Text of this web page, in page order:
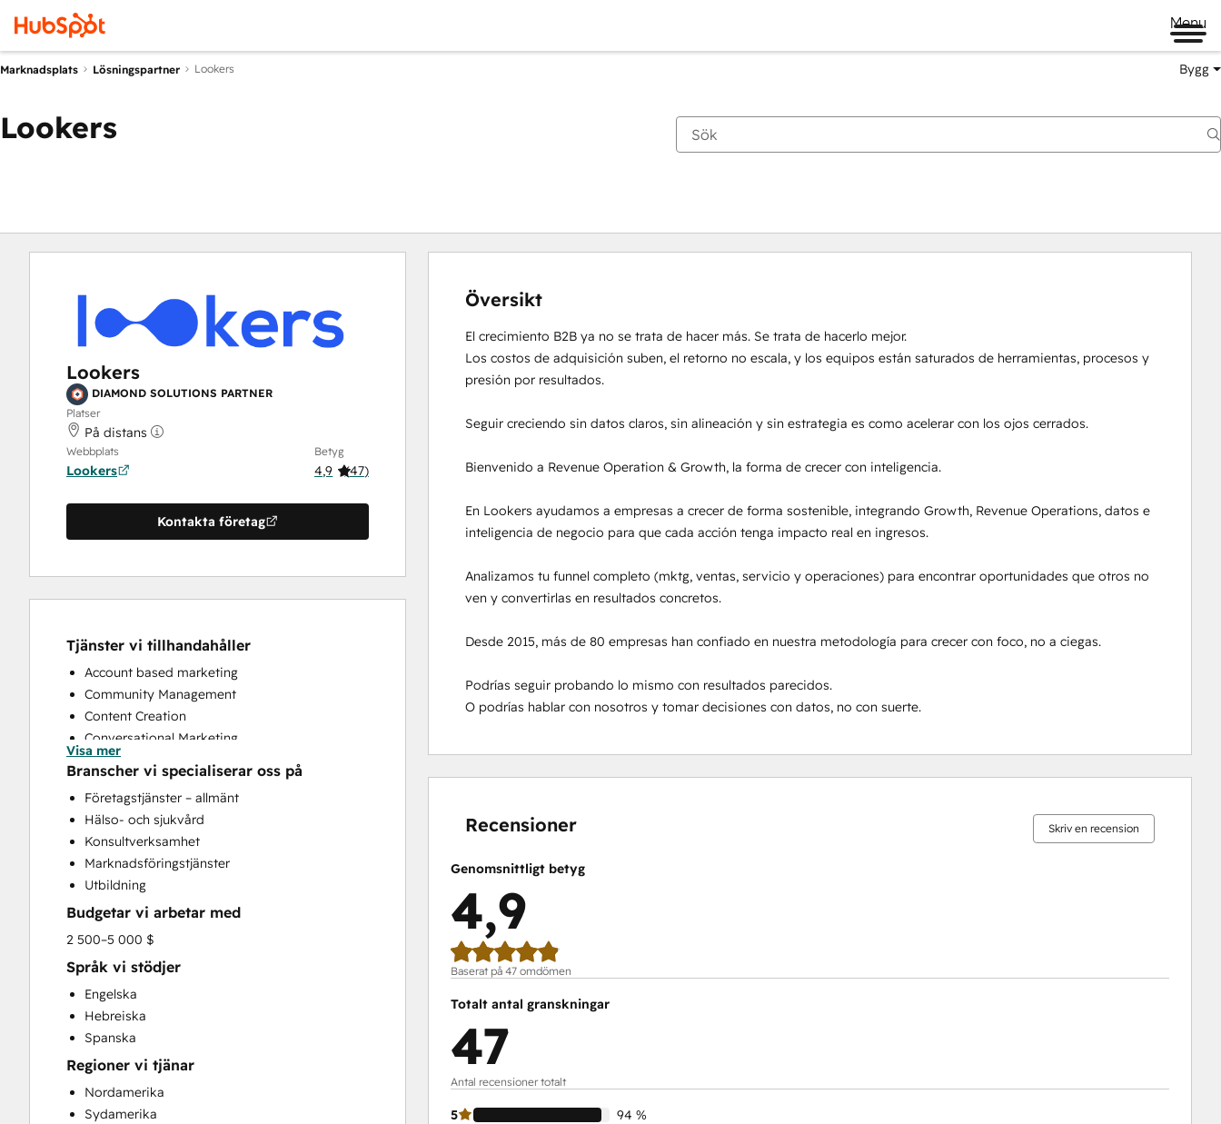
Menu
Marknadsplats Lösningspartner Lookers Bygg
Lookers
Lookers
DIAMOND SOLUTIONS PARTNER
Platser
På distans
Webbplats
Lookers
Betyg
4,9 (47)
Kontakta företag
Tjänster vi tillhandahåller
Account based marketing
Community Management
Content Creation
Conversational Marketing
CRM Implementation
CRM Migration
Custom API Integrations
Customer Marketing
Customer Success Training
Customer Support Training
Customer Survey and Analysis
Email Marketing
Full Inbound Marketing Services
Help Desk Implementation
HubSpot Onboarding
Knowledge Base Development
Paid Advertising
Sales and Marketing Alignment
Sales Coaching and Training
Sales Enablement
Search Engine Optimization
Visa mer
Branscher vi specialiserar oss på
Företagstjänster – allmänt
Hälso- och sjukvård
Konsultverksamhet
Marknadsföringstjänster
Utbildning
Budgetar vi arbetar med
2 500–5 000 $
Språk vi stödjer
Engelska
Hebreiska
Spanska
Regioner vi tjänar
Nordamerika
Sydamerika
Översikt
El crecimiento B2B ya no se trata de hacer más. Se trata de hacerlo mejor.
Los costos de adquisición suben, el retorno no escala, y los equipos están saturados de herramientas, procesos y
presión por resultados.
Seguir creciendo sin datos claros, sin alineación y sin estrategia es como acelerar con los ojos cerrados.
Bienvenido a Revenue Operation & Growth, la forma de crecer con inteligencia.
En Lookers ayudamos a empresas a crecer de forma sostenible, integrando Growth, Revenue Operations, datos e
inteligencia de negocio para que cada acción tenga impacto real en ingresos.
Analizamos tu funnel completo (mktg, ventas, servicio y operaciones) para encontrar oportunidades que otros no
ven y convertirlas en resultados concretos.
Desde 2015, más de 80 empresas han confiado en nuestra metodología para crecer con foco, no a ciegas.
Podrías seguir probando lo mismo con resultados parecidos.
O podrías hablar con nosotros y tomar decisiones con datos, no con suerte.
Recensioner Skriv en recension
Genomsnittligt betyg
4,9
Baserat på 47 omdömen
Totalt antal granskningar
47
Antal recensioner totalt
5
94 %